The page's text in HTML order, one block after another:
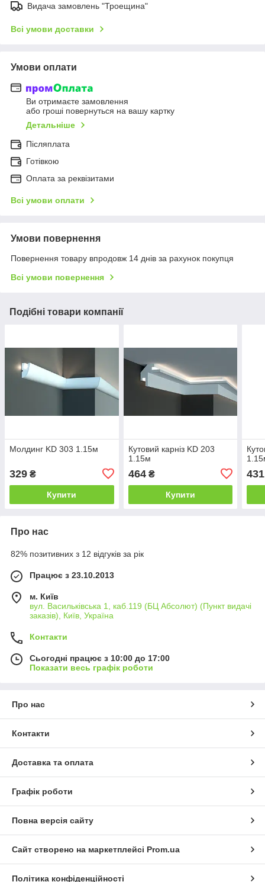
Видача замовлень "Троещина"
Всі умови доставки
Умови оплати
Ви отримаєте замовлення
або гроші повернуться на вашу картку
Детальніше
Післяплата
Готівкою
Оплата за реквізитами
Всі умови оплати
Умови повернення
Повернення товару впродовж 14 днів за рахунок покупця
Всі умови повернення
Подібні товари компанії
Молдинг KD 303 1.15м
329 ₴
Купити
Кутовий карніз KD 203
1.15м
464₴
Купити
431
Про нас
82% позитивних з 12 відгуків за рік
Працює з 23.10.2013
м. Київ
вул. Васильківська 1, каб.119 (БЦ Абсолют) (Пункт видачі
заказів), Київ, Україна
Контакти
Сьогодні працює з 10:00 до 17:00
Показати весь графік роботи
Про нас
Контакти
Доставка та оплата
Графік роботи
Повна версія сайту
Сайт створено на маркетплейсі Prom.ua
Політика конфіденційності